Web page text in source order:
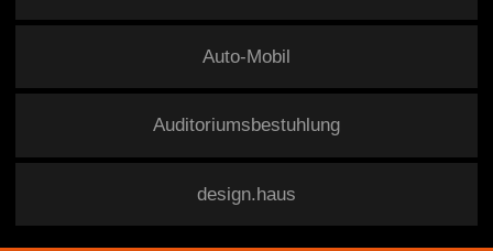
Auto-Mobil
Auditoriumsbestuhlung
design.haus